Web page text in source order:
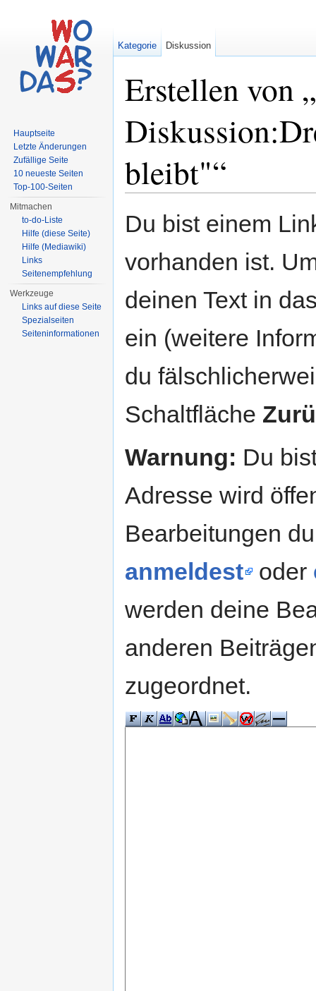
Erstellen von
bleibt"“
Du bist einem
vorhanden ist.
deinen Text in
ein (weitere
du
Schaltfläche
Warnung: Du
Adresse wird
Bearbeitungen
anmeldest
oder
werden deine
anderen
zugeordnet.
Kategorie Diskussion
Hauptseite
Letzte Änderungen
Zufällige Seite
10 neueste Seiten
Top-100-Seiten
Mitmachen
to-do-Liste
Hilfe (diese Seite)
Hilfe (Mediawiki)
Links
Seitenempfehlung
Werkzeuge
Links auf diese Seite
Spezialseiten
Seiteninformationen